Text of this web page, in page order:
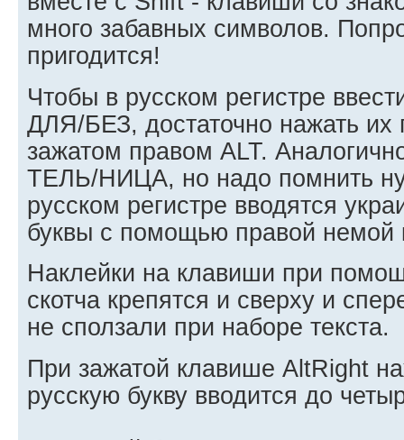
много забавных символов.
пригодится!
Чтобы в русском регистре
ДЛЯ/БЕЗ, достаточно нажать их
зажатом правом ALT.
ТЕЛЬ/НИЦА, но надо помнить
русском регистре вводятся
буквы с помощью правой немой
Наклейки на клавиши при
скотча крепятся и сверху и
не сползали при наборе текста.
При зажатой клавише AltRight
русскую букву вводится до